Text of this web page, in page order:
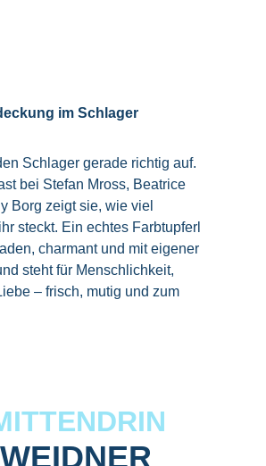
im Schlager
Schlager gerade richtig auf.
bei Stefan Mross, Beatrice
Borg zeigt sie, wie viel
steckt. Ein echtes Farbtupferl
charmant und mit eigener
steht für Menschlichkeit,
– frisch, mutig und zum